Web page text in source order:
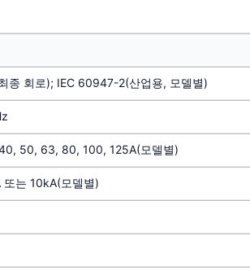
종 회로); IEC 60947-2(산업용, 모델별)
50, 63, 80, 100, 125A(모델별)
는 10kA(모델별)